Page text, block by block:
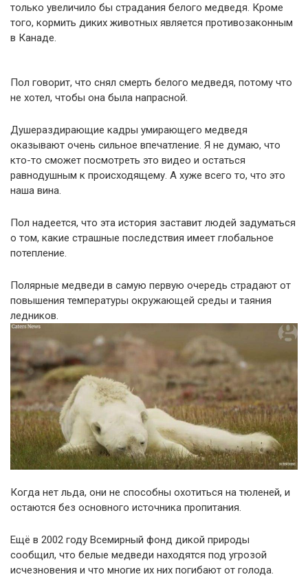
только увеличило бы страдания белого медведя. Кроме
того, кормить диких животных является противозаконным
в Канаде.
Пол говорит, что снял смерть белого медведя, потому что
не хотел, чтобы она была напрасной.
Душераздирающие кадры умирающего медведя
оказывают очень сильное впечатление. Я не думаю, что
кто-то сможет посмотреть это видео и остаться
равнодушным к происходящему. А хуже всего то, что это
наша вина.
Пол надеется, что эта история заставит людей задуматься
о том, какие страшные последствия имеет глобальное
потепление.
Полярные медведи в самую первую очередь страдают от
повышения температуры окружающей среды и таяния
ледников.
Когда нет льда, они не способны охотиться на тюленей, и
остаются без основного источника пропитания.
Ещё в 2002 году Всемирный фонд дикой природы
сообщил, что белые медведи находятся под угрозой
исчезновения и что многие их них погибают от голода.